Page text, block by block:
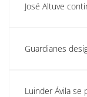
José Altuve
Guardianes
Luinder Ávila